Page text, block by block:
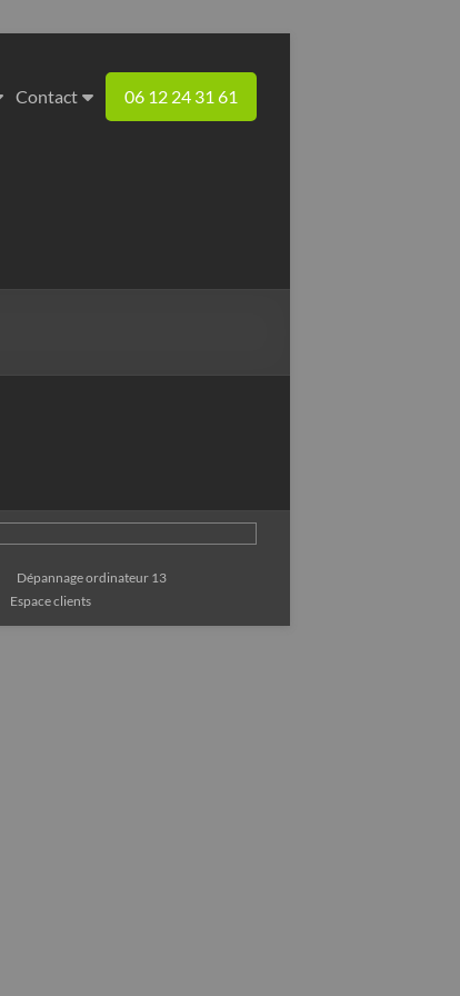
Contact 06 12 24 31 61
Dépannage ordinateur 13
Espace clients